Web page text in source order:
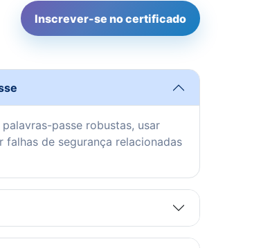
Inscrever-se no certificado
passe robustas, usar
de segurança relacionadas